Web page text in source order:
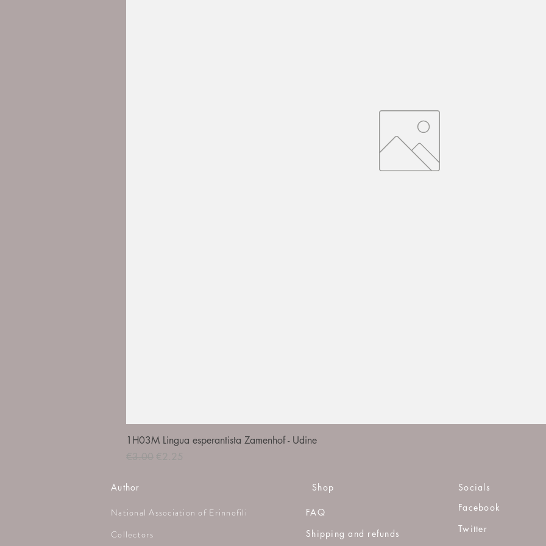
1H03M Lingua esperantista Zamenhof - Udine
Author
National Association of Erinnofili
Collectors
Shop
FAQ
Shipping and refunds
Socials
Facebook
Twitter